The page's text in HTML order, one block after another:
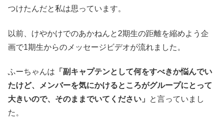
つけたんだと私は思っています。
以前、けやかけでのあかねんと2期生の距離を縮めよう企
画で1期生からのメッセージビデオが流れました。
ふーちゃんは 「副キャプテンとして何をすべきか悩んでい
たけど、メンバーを気にかけるところがグループにとって
大きいので、そのままでいてください」
と言っていまし
た。